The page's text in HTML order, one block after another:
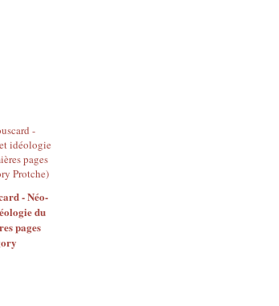
- Néo-
du
pages